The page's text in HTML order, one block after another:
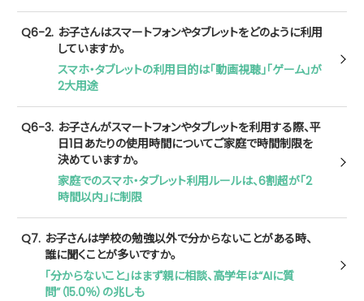
Q6-2. お子さんはスマートフォンやタブレットをどのように利用
していますか。
スマホ・タブレットの利用目的は「動画視聴」「ゲーム」が
2大用途
Q6-3. お子さんがスマートフォンやタブレットを利用する際、平
日1日あたりの使用時間についてご家庭で時間制限を
決めていますか。
家庭でのスマホ・タブレット利用ルールは、6割超が「2
時間以内」に制限
Q7. お子さんは学校の勉強以外で分からないことがある時、
誰に聞くことが多いですか。
「分からないこと」はまず親に相談、高学年は“AIに質
問”（15.0％）の兆しも